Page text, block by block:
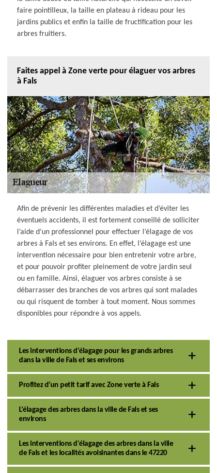
faire pointilleux, la taille en plateau à rideau pour les
jardins publics et enfin la taille de fructification pour les
arbres fruitiers.
Faites appel à Zone verte pour élaguer vos arbres
à Fals
Afin de prévenir les différentes maladies et d’éviter les
éventuels accidents, il est fortement conseillé de solliciter
l’aide d’un professionnel pour effectuer l’élagage de vos
arbres à Fals et ses environs. En effet, l’élagage est une
intervention nécessaire pour bien entretenir votre arbre,
et pour pouvoir profiter pleinement de votre jardin seul
ou en famille. Ainsi, élaguer vos arbres consiste à se
débarrasser des branches de vos arbres qui sont malades
ou qui risquent de tomber à tout moment. Nous sommes
disponibles pour répondre à vos appels.
Les interventions d'élagage pour les grands arbres
dans la ville de Fals et ses environs
Profitez d’un petit tarif avec Zone verte à Fals
L'élagage des arbres dans la ville de Fals et ses
environs
Les interventions d'élagage des arbres dans la ville
de Fals et les localités avoisinantes dans le 47220